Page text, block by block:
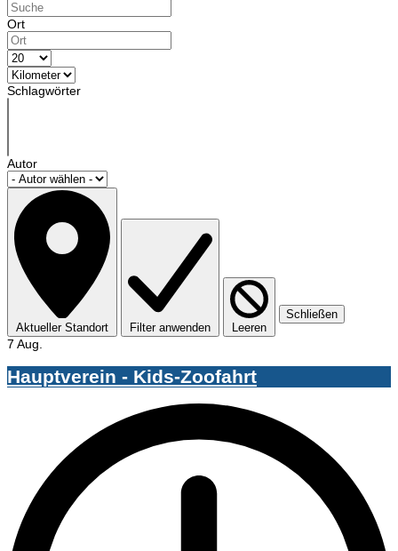
Ort
Schlagwörter
Autor
Aktueller Standort Filter anwenden Leeren
Schließen
7 Aug.
Hauptverein - Kids-Zoofahrt